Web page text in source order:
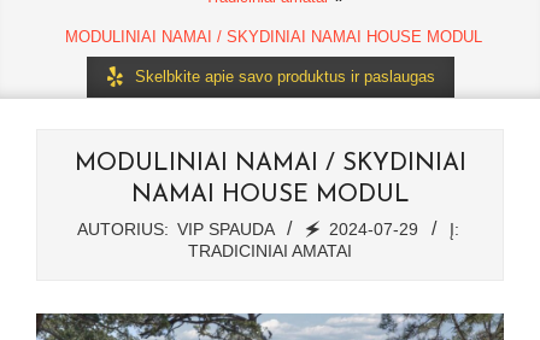
MODULINIAI NAMAI / SKYDINIAI NAMAI HOUSE MODUL
Skelbkite apie savo produktus ir paslaugas
MODULINIAI NAMAI / SKYDINIAI
NAMAI HOUSE MODUL
AUTORIUS: VIP SPAUDA 🗲 2024-07-29
Į:
TRADICINIAI AMATAI